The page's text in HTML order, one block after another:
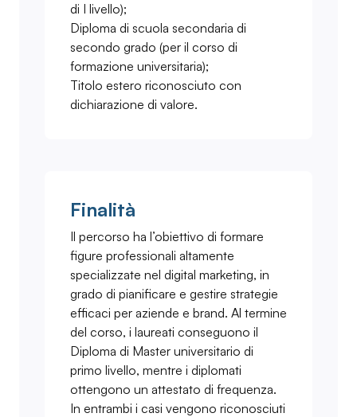
di I livello);
Diploma di scuola secondaria di
secondo grado (per il corso di
formazione universitaria);
Titolo estero riconosciuto con
dichiarazione di valore.
Finalità
Il percorso ha l’obiettivo di formare
figure professionali altamente
specializzate nel digital marketing, in
grado di pianificare e gestire strategie
efficaci per aziende e brand. Al termine
del corso, i laureati conseguono il
Diploma di Master universitario di
primo livello, mentre i diplomati
ottengono un attestato di frequenza.
In entrambi i casi vengono riconosciuti